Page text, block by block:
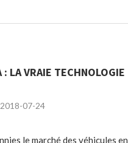
: LA VRAIE TECHNOLOGIE
2018-07-24
le marché des véhicules en